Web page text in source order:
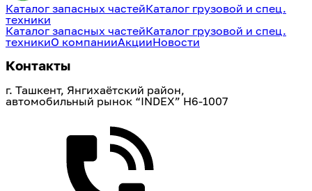
Каталог запасных частейКаталог грузовой и спец.
техники
Каталог запасных частейКаталог грузовой и спец.
техникиО компанииАкцииНовости
Контакты
г. Ташкент, Янгихаётский район,
автомобильный рынок “INDEX” H6-1007